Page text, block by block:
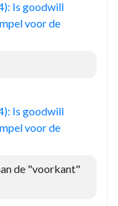
Is goodwill
voor de
Is goodwill
voor de
de "voorkant"